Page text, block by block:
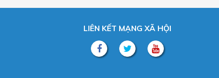
LIÊN KẾT MẠNG XÃ HỘI